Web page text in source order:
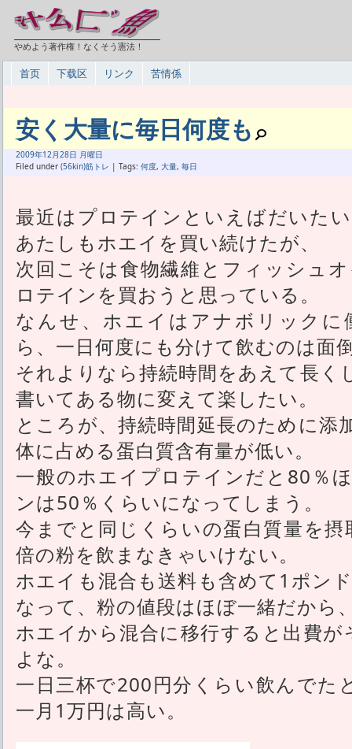
やめよう著作権！なくそう憲法！
首页 下载区 リンク 苦情係
安く大量に毎日何度も
2009年12月28日 月曜日
Filed under (56kin)筋トレ | Tags: 何度, 大量, 毎日
最近はプロテインといえばだいた
あたしもホエイを買い続けたが、
次回こそは食物繊維とフィッシュ
ロテインを買おうと思っている。
なんせ、ホエイはアナボリック
ら、一日何度にも分けて飲むのは面
それよりなら持続時間をあえて長く
書いてある物に変えて楽したい。
ところが、持続時間延長のために添
体に占める蛋白質含有量が低い。
一般のホエイプロテインだと80％
ンは50％くらいになってしまう。
今までと同じくらいの蛋白質量を
倍の粉を飲まなきゃいけない。
ホエイも混合も送料も含めて1ポン
なって、粉の値段はほぼ一緒だから
ホエイから混合に移行すると出費
よな。
一日三杯で200円分くらい飲んでた
一月1万円は高い。